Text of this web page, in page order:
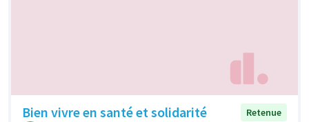
Bien vivre en santé et solidarité
Retenue